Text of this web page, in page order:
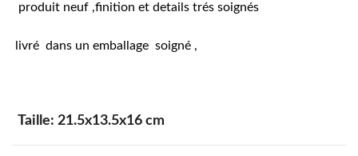
produit neuf ,finition et details trés soignés
livré dans un emballage soigné ,
Taille: 21.5x13.5x16 cm